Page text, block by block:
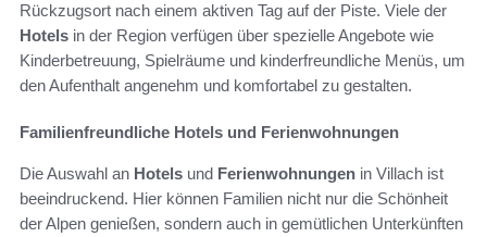
Rückzugsort nach einem aktiven Tag auf der Piste. Viele der
Hotels in der Region verfügen über spezielle Angebote wie
Kinderbetreuung, Spielräume und kinderfreundliche Menüs, um
den Aufenthalt angenehm und komfortabel zu gestalten.
Familienfreundliche Hotels und Ferienwohnungen
Die Auswahl an Hotels und Ferienwohnungen in Villach ist
beeindruckend. Hier können Familien nicht nur die Schönheit
der Alpen genießen, sondern auch in gemütlichen Unterkünften